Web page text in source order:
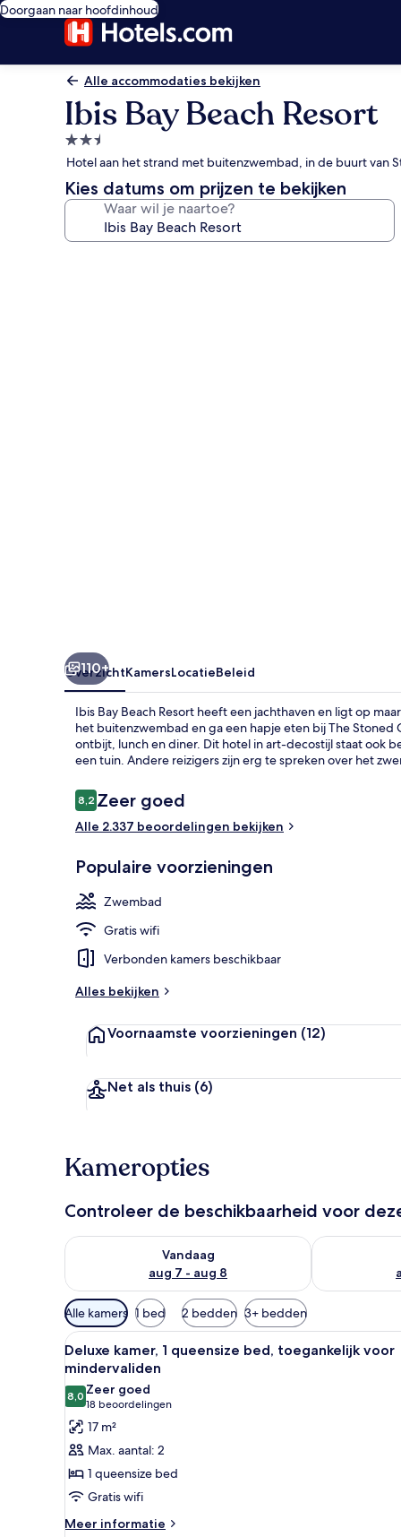
Doorgaan naar hoofdinhoud
Alle accommodaties bekijken
Ibis Bay Beach Resort
2.5-
sterrenaccommodatie
Hotel aan het strand met buitenzwembad, in de buurt van
Kies datums om prijzen te bekijken
Waar wil je naartoe?
110+
OverzichtKamersLocatieBeleid
Ibis Bay Beach Resort heeft een jachthaven en ligt op
het buitenzwembad en ga een hapje eten bij The
ontbijt, lunch en diner. Dit hotel in art-decostijl staat ook
een tuin. Andere reizigers zijn erg te spreken over het
Beoordelingen
8,28,2 op 10 –
Zeer goed
Alle 2.337 beoordelingen bekijken
Populaire voorzieningen
Zwembad
Gratis wifi
Verbonden kamers beschikbaar
Alles bekijken
Voornaamste voorzieningen (12)
Net als thuis (6)
Kameropties
Controleer de beschikbaarheid voor
Vandaag
aug 7 - aug 8
De beschikbaarheid controleren voor vanavond aug
De
Beschikbare
filters
voor
kamers
Alle kamers 1 bed 2 bedden 3+ bedden
Alle
foto's
voor
Deluxe
kamer,
queensize
bed,
toegankelijk
voor
Een hotelkamer met een
10
Deluxe kamer, 1 queensize bed, toegankelijk voor
mindervaliden
8,08,0 van 10
Zeer goed
18 beoordelingen
(18
beoordelingen)
17 m²
Max. aantal: 2
1 queensize bed
Gratis wifi
Meer informatie
Meer